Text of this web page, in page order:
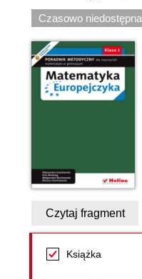
Czasowo niedostępna
Czytaj fragment
Książka